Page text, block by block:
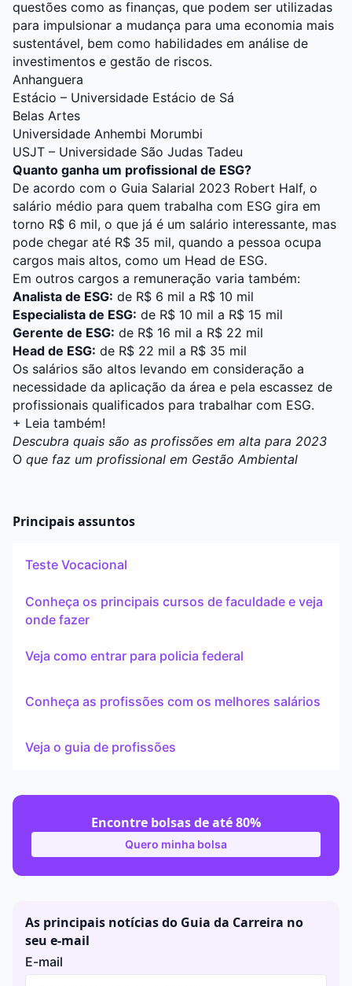
questões como as finanças, que podem ser utilizadas
para impulsionar a mudança para uma economia mais
sustentável, bem como habilidades em análise de
investimentos e gestão de riscos.
Anhanguera
Estácio – Universidade Estácio de Sá
Belas Artes
Universidade Anhembi Morumbi
USJT – Universidade São Judas Tadeu
Quanto ganha um profissional de ESG?
De acordo com o Guia Salarial 2023 Robert Half, o
salário médio para quem trabalha com ESG gira em
torno R$ 6 mil, o que já é um salário interessante, mas
pode chegar até R$ 35 mil, quando a pessoa ocupa
cargos mais altos, como um Head de ESG.
Em outros cargos a remuneração varia também:
Analista de ESG: de R$ 6 mil a R$ 10 mil
Especialista de ESG: de R$ 10 mil a R$ 15 mil
Gerente de ESG: de R$ 16 mil a R$ 22 mil
Head de ESG: de R$ 22 mil a R$ 35 mil
Os salários são altos levando em consideração a
necessidade da aplicação da área e pela escassez de
profissionais qualificados para trabalhar com ESG.
+ Leia também!
Descubra quais são as profissões em alta para 2023
O que faz um profissional em Gestão Ambiental
Principais assuntos
Teste Vocacional
Conheça os principais cursos de faculdade e veja
onde fazer
Veja como entrar para policia federal
Conheça as profissões com os melhores salários
Veja o guia de profissões
Encontre bolsas de até 80%
Quero minha bolsa
As principais notícias do Guia da Carreira no
seu e-mail
E-mail